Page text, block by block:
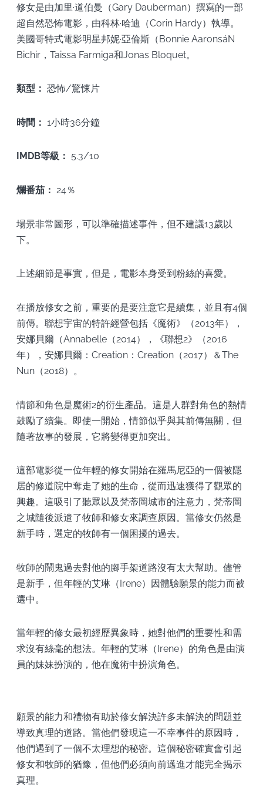
修女是由加里·道伯曼（Gary Dauberman）撰寫的一部
超自然恐怖電影，由科林·哈迪（Corin Hardy）執導。
美國哥特式電影明星邦妮·亞倫斯（Bonnie AaronsáN
Bichir，Taissa Farmiga和Jonas Bloquet。
類型： 恐怖/驚悚片
時間： 1小時36分鐘
IMDB等級： 5.3/10
爛番茄： 24％
場景非常圖形，可以準確描述事件，但不建議13歲以
下。
上述細節是事實，但是，電影本身受到粉絲的喜愛。
在播放修女之前，重要的是要注意它是續集，並且有4個
前傳。聯想宇宙的特許經營包括《魔術》（2013年），
安娜貝爾（Annabelle（2014），《聯想2》（2016
年），安娜貝爾：Creation：Creation（2017）＆The
Nun（2018）。
情節和角色是魔術2的衍生產品。這是人群對角色的熱情
鼓勵了續集。即使一開始，情節似乎與其前傳無關，但
隨著故事的發展，它將變得更加突出。
這部電影從一位年輕的修女開始在羅馬尼亞的一個被隱
居的修道院中奪走了她的生命，從而迅速獲得了觀眾的
興趣。這吸引了聽眾以及梵蒂岡城市的注意力，梵蒂岡
之城隨後派遣了牧師和修女來調查原因。當修女仍然是
新手時，選定的牧師有一個困擾的過去。
牧師的鬧鬼過去對他的腳手架道路沒有太大幫助。儘管
是新手，但年輕的艾琳（Irene）因體驗願景的能力而被
選中。
當年輕的修女最初經歷異象時，她對他們的重要性和需
求沒有絲毫的想法。年輕的艾琳（Irene）的角色是由演
員的妹妹扮演的，他在魔術中扮演角色。
願景的能力和禮物有助於修女解決許多未解決的問題並
導致真理的道路。當他們發現這一不幸事件的原因時，
他們遇到了一個不太理想的秘密。這個秘密確實會引起
修女和牧師的猶豫，但他們必須向前邁進才能完全揭示
真理。